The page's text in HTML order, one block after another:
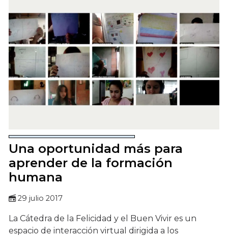
Una oportunidad más para
aprender de la formación
humana
29 julio 2017
La Cátedra de la Felicidad y el Buen Vivir es un
espacio de interacción virtual dirigida a los